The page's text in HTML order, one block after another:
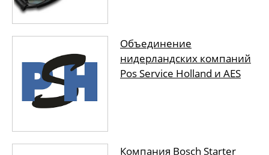
Объединение
нидерландских компаний
Pos Service Holland и AES
Компания Bosch Starter